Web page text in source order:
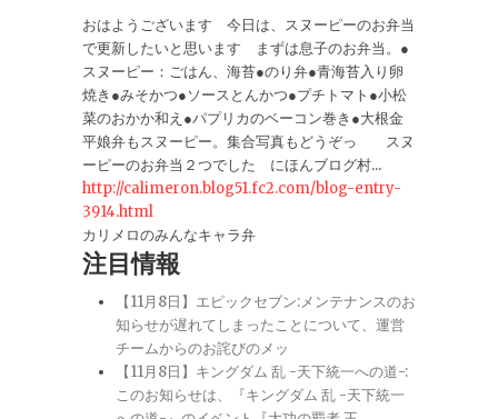
おはようございます 今日は、スヌーピーのお弁当
で更新したいと思います まずは息子のお弁当。●
スヌーピー：ごはん、海苔●のり弁●青海苔入り卵
焼き●みそかつ●ソースとんかつ●プチトマト●小松
菜のおかか和え●パプリカのベーコン巻き●大根金
平娘弁もスヌーピー。集合写真もどうぞっ スヌ
ーピーのお弁当２つでした にほんブログ村...
http://calimeron.blog51.fc2.com/blog-entry-
3914.html
カリメロのみんなキャラ弁
注目情報
【11月8日】エピックセブン:メンテナンスのお
知らせが遅れてしまったことについて、運営
チームからのお詫びのメッ
【11月8日】キングダム 乱 -天下統一への道-:
このお知らせは、『キングダム 乱 -天下統一